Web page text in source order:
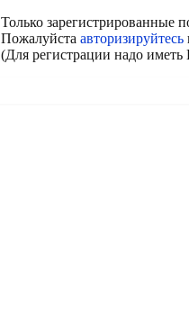
Только зарегистрированные
Пожалуйста авторизируйтесь
(Для регистрации надо